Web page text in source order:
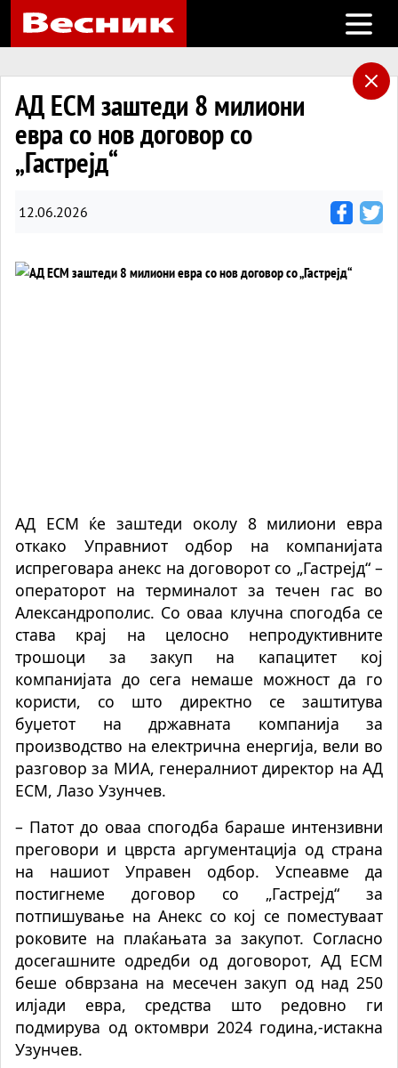
Open
АД ЕСМ заштеди 8 милиони
евра со нов договор со
„Гастрејд“
12.06.2026
АД ЕСМ ќе заштеди околу 8 милиони евра
откако Управниот одбор на компанијата
испреговара анекс на договорот со „Гастрејд“ –
операторот на терминалот за течен гас во
Александрополис. Со оваа клучна спогодба се
става крај на целосно непродуктивните
трошоци за закуп на капацитет кој
компанијата до сега немаше можност да го
користи, со што директно се заштитува
буџетот на државната компанија за
производство на електрична енергија, вели во
разговор за МИА, генералниот директор на АД
ЕСМ, Лазо Узунчев.
– Патот до оваа спогодба бараше интензивни
преговори и цврста аргументација од страна
на нашиот Управен одбор. Успеавме да
постигнеме договор со „Гастрејд“ за
потпишување на Анекс со кој се поместуваат
роковите на плаќањата за закупот. Согласно
досегашните одредби од договорот, АД ЕСМ
беше обврзана на месечен закуп од над 250
илјади евра, средства што редовно ги
подмирува од октомври 2024 година,-истакна
Узунчев.